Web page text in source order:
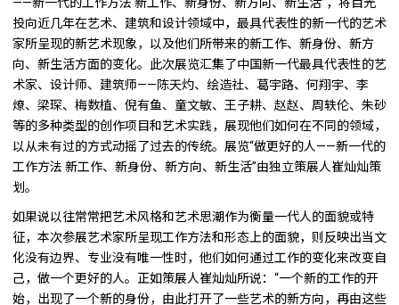
投向近几年在艺术、建筑和设计领域中，最具代表性的新一代的艺术
家所呈现的新艺术现象，以及他们所带来的新工作、新身份、新方
向、新生活方面的变化。此次展览汇集了中国新一代最具代表性的艺
术家、设计师、建筑师——陈天灼、绘造社、葛宇路、何翔宇、李
燎、梁琛、梅数植、倪有鱼、童文敏、王子耕、赵赵、周轶伦、朱砂
等的多种类型的创作项目和艺术实践，展现他们如何在不同的领域，
以从未有过的方式动摇了过去的传统。展览“做更好的人——新一代的
工作方法 新工作、新身份、新方向、新生活”由独立策展人崔灿灿策
划。
如果说以往常常把艺术风格和艺术思潮作为衡量一代人的面貌或特
征，本次参展艺术家所呈现工作方法和形态上的面貌，则反映出当文
化没有边界、专业没有唯一性时，他们如何通过工作的变化来改变自
己，做一个更好的人。正如策展人崔灿灿所说：“一个新的工作的开
始，出现了一个新的身份，由此打开了一些艺术的新方向，再由这些